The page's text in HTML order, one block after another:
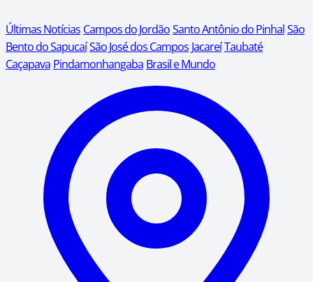
Últimas Notícias Campos do JordãoSanto Antônio do PinhalSão
Bento do SapucaíSão José dos Campos JacareíTaubaté
Caçapava Pindamonhangaba Brasil e Mundo